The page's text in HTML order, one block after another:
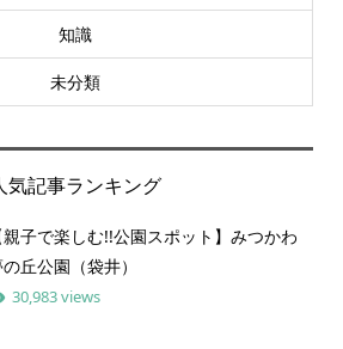
知識
未分類
気記事ランキング
親子で楽しむ!!公園スポット】みつかわ
丘公園（袋井）
30,983 views